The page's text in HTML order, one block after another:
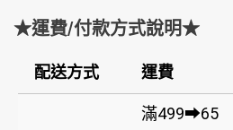
★運費/付款方式說明★
配送方式 運費
滿499➡65